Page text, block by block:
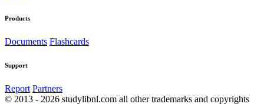
Products
Documents Flashcards
Support
Report Partners
© 2013 - 2026 studylibnl.com all other trademarks and copyrights